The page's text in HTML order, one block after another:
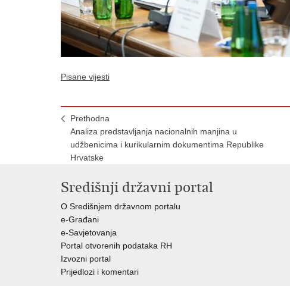
Pisane vijesti
Prethodna
Analiza predstavljanja nacionalnih manjina u
udžbenicima i kurikularnim dokumentima Republike
Hrvatske
Središnji državni portal
O Središnjem državnom portalu
e-Građani
e-Savjetovanja
Portal otvorenih podataka RH
Izvozni portal
Prijedlozi i komentari